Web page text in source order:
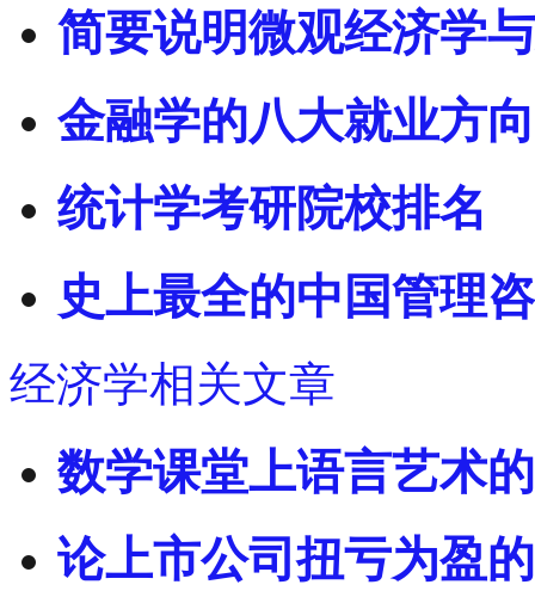
简要说明微观经济学
金融学的八大就业方
统计学考研院校排名
史上最全的中国管理
经济学相关文章
数学课堂上语言艺术
论上市公司扭亏为盈